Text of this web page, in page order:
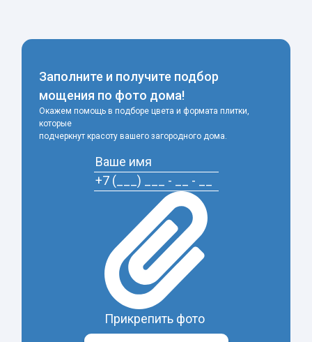
Заполните и получите подбор
мощения по фото дома!
Окажем помощь в подборе цвета и формата плитки,
которые
подчеркнут красоту вашего загородного дома.
Прикрепить фото